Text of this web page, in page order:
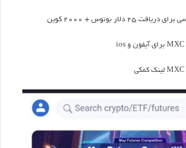
دلار بونوس + ۲۰۰۰ کوین